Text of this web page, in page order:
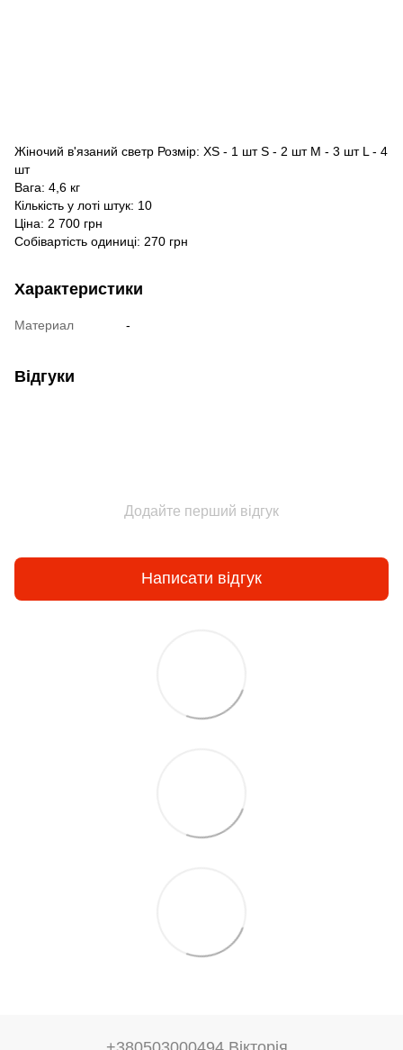
Жіночий в'язаний светр Розмір: XS - 1 шт S - 2 шт M - 3 шт L - 4
шт
Вага: 4,6 кг
Кількість у лоті штук: 10
Ціна: 2 700 грн
Собівартість одиниці: 270 грн
Характеристики
Материал -
Відгуки
Додайте перший відгук
Написати відгук